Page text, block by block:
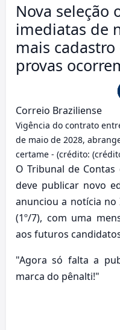
Nova seleção
imediatas de
mais cadastro
provas
Correio Braziliense
Vigência do contrato
de maio de 2028,
certame - (crédito:
O Tribunal de Contas
deve publicar novo
anunciou a notícia
(1º/7), com uma
aos futuros
"Agora só falta a
marca do pênalti!"